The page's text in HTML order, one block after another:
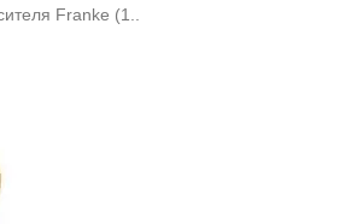
Franke (1..